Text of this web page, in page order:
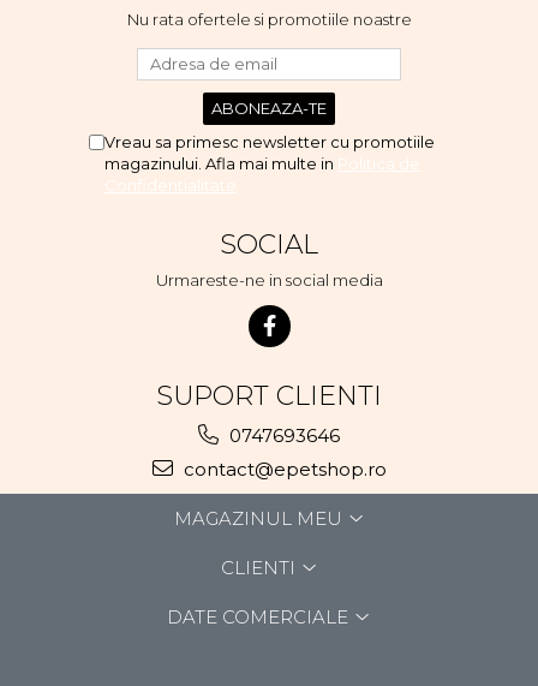
Nu rata ofertele si promotiile noastre
Vreau sa primesc newsletter cu promotiile
magazinului. Afla mai multe in Politica de
Confidentialitate
SOCIAL
Urmareste-ne in social media
SUPORT CLIENTI
0747693646
contact@epetshop.ro
MAGAZINUL MEU
CLIENTI
DATE COMERCIALE